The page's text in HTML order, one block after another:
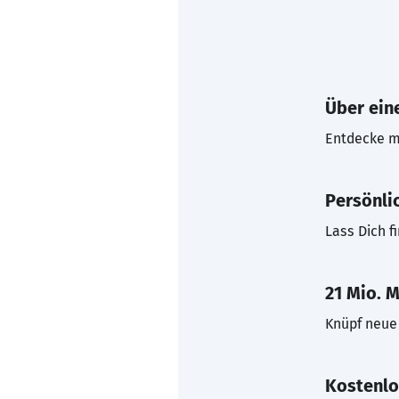
Über
Entdecke
Lass Dich
21 Mio.
Knüpf